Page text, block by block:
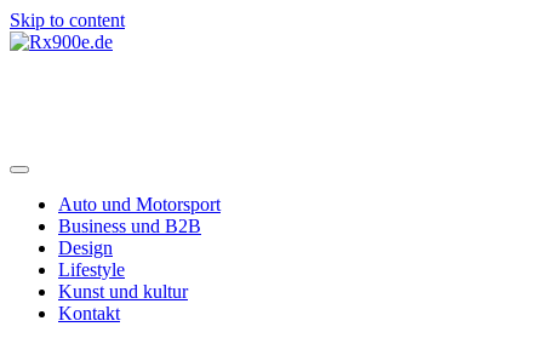
Skip to content
Auto und Motorsport
Business und B2B
Design
Lifestyle
Kunst und kultur
Kontakt